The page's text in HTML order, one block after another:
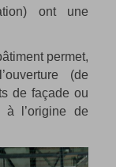
ont une
permet,
(de
de façade ou
l’origine de